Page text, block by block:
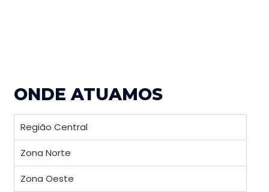
ONDE ATUAMOS
Região Central
Zona Norte
Zona Oeste